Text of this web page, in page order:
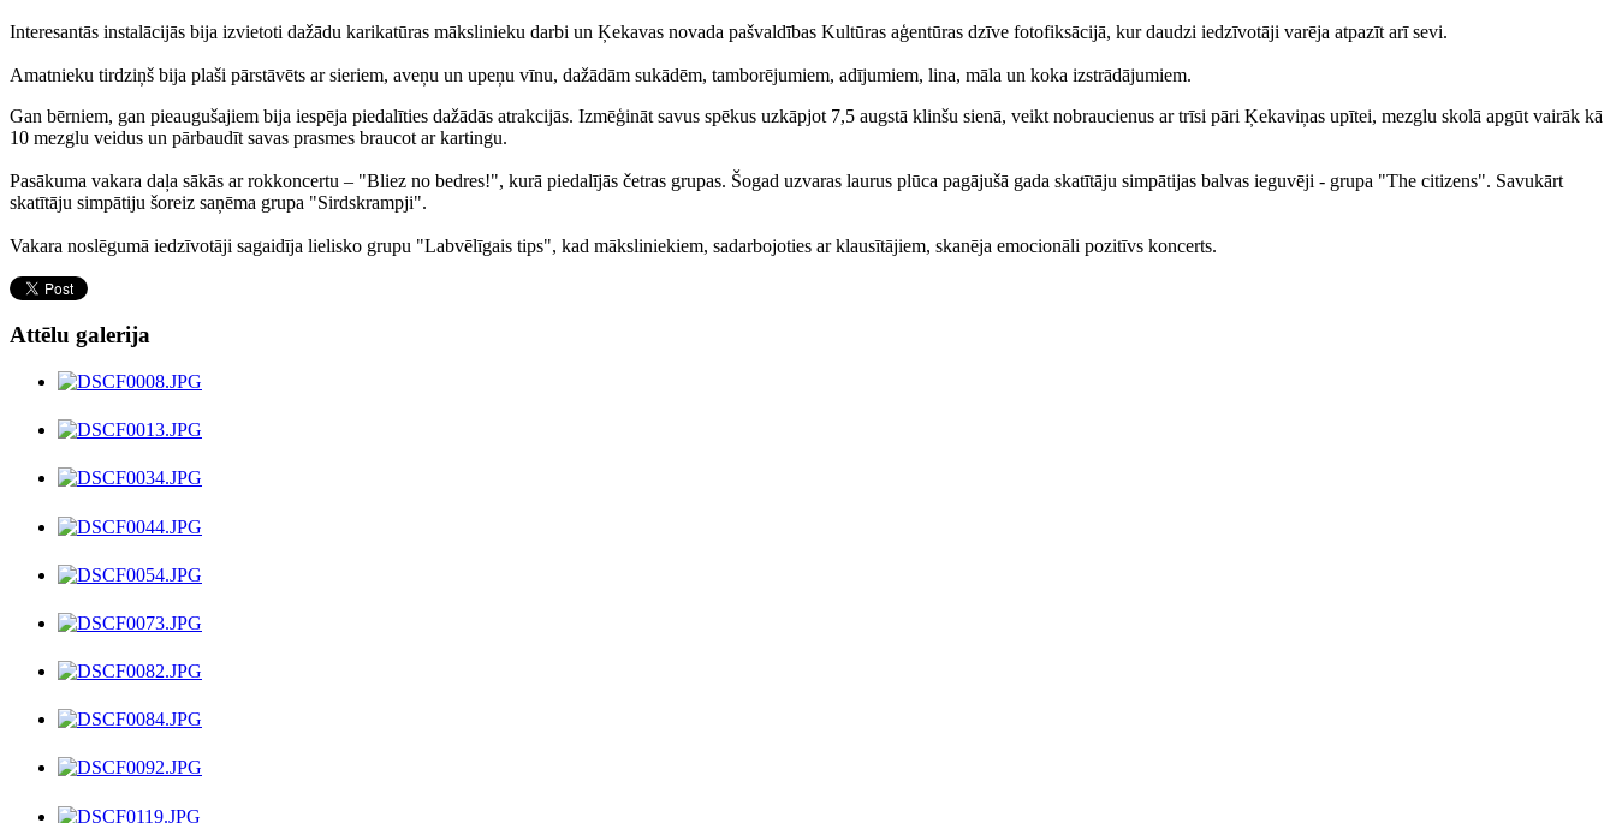
Interesantās instalācijās bija izvietoti dažādu karikatūras mākslinieku darbi un Ķekavas novada pašvaldības Kultūras aģentūras dzīve fotofiksācijā, kur daudzi iedzīvotāji varēja atpazīt arī sevi.
Amatnieku tirdziņš bija plaši pārstāvēts ar sieriem, aveņu un upeņu vīnu, dažādām sukādēm, tamborējumiem, adījumiem, lina, māla un koka izstrādājumiem.
Gan bērniem, gan pieaugušajiem bija iespēja piedalīties dažādās atrakcijās. Izmēģināt savus spēkus uzkāpjot 7,5 augstā klinšu sienā, veikt nobraucienus ar trīsi pāri Ķekaviņas upītei, mezglu skolā apgūt vairāk kā
10 mezglu veidus un pārbaudīt savas prasmes braucot ar kartingu.
Pasākuma vakara daļa sākās ar rokkoncertu – "Bliez no bedres!", kurā piedalījās četras grupas. Šogad uzvaras laurus plūca pagājušā gada skatītāju simpātijas balvas ieguvēji - grupa "The citizens". Savukārt
skatītāju simpātiju šoreiz saņēma grupa "Sirdskrampji".
Vakara noslēgumā iedzīvotāji sagaidīja lielisko grupu "Labvēlīgais tips", kad māksliniekiem, sadarbojoties ar klausītājiem, skanēja emocionāli pozitīvs koncerts.
Attēlu galerija